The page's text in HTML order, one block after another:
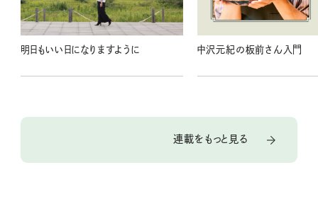
明日もいい日になりますように 中沢元紀の板前さん入門
連載をもっと見る